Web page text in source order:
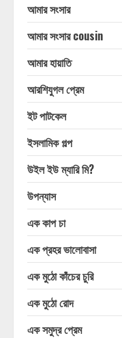
আমার সংসার
আমার সংসার cousin
আমার হায়াতি
আরশিযুগল প্রেম
ইট পাটকেল
ইসলামিক গল্প
উইল ইউ ম্যারি মি?
উপন্যাস
এক কাপ চা
এক প্রহর ভালোবাসা
এক মুঠো কাঁচের চুরি
এক মুঠো রোদ
এক সমুদ্র প্রেম